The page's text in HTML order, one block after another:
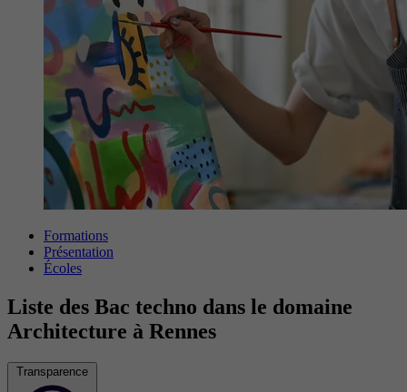
Formations
Présentation
Écoles
Liste des Bac techno dans le domaine
Architecture à Rennes
Transparence